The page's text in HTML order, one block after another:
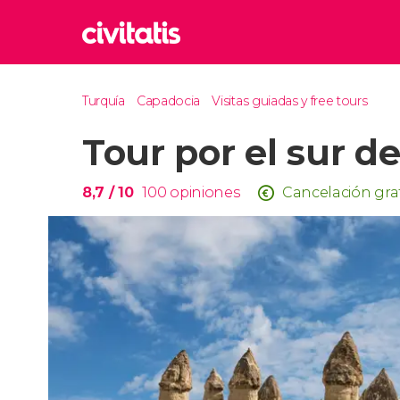
Italia
Reino
Turquía
Turquía Capadocia Visitas guiadas y free tours
Tour por el sur
8,7 / 10 100 opiniones Cancelación